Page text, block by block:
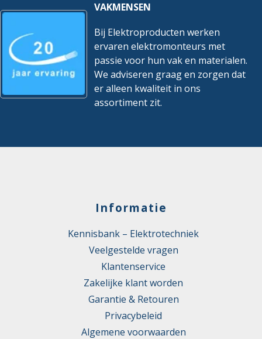
VAKMENSEN
Bij Elektroproducten werken
ervaren elektromonteurs met
passie voor hun vak en materialen.
We adviseren graag en zorgen dat
er alleen kwaliteit in ons
assortiment zit.
Informatie
Kennisbank – Elektrotechniek
Veelgestelde vragen
Klantenservice
Zakelijke klant worden
Garantie & Retouren
Privacybeleid
Algemene voorwaarden